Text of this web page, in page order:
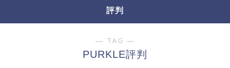
評判
― TAG ―
PURKLE評判